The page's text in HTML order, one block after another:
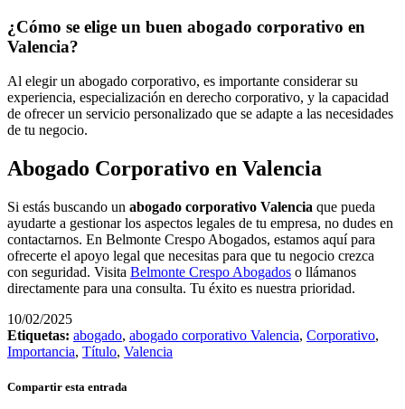
¿Cómo se elige un buen abogado corporativo en
Valencia?
Al elegir un abogado corporativo, es importante considerar su
experiencia, especialización en derecho corporativo, y la capacidad
de ofrecer un servicio personalizado que se adapte a las necesidades
de tu negocio.
Abogado Corporativo en Valencia
Si estás buscando un abogado corporativo Valencia que pueda
ayudarte a gestionar los aspectos legales de tu empresa, no dudes en
contactarnos. En Belmonte Crespo Abogados, estamos aquí para
ofrecerte el apoyo legal que necesitas para que tu negocio crezca
con seguridad. Visita Belmonte Crespo Abogados o llámanos
directamente para una consulta. Tu éxito es nuestra prioridad.
10/02/2025
Etiquetas: abogado, abogado corporativo Valencia, Corporativo,
Importancia, Título, Valencia
Compartir esta entrada